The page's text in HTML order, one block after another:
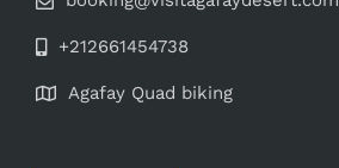
+212661454738
Agafay Quad biking